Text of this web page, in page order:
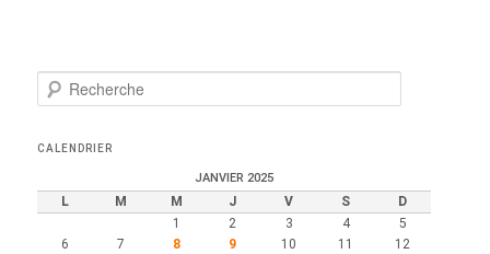
h
CALENDRIER
JANVIER 2025
L M M J V S
D
1
2 3 4
5
6
7 8 9 10 11
12